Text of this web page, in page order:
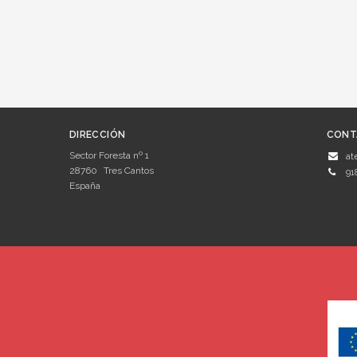
DIRECCIÓN
Sector Foresta nº 1
28760
Tres Cantos
España